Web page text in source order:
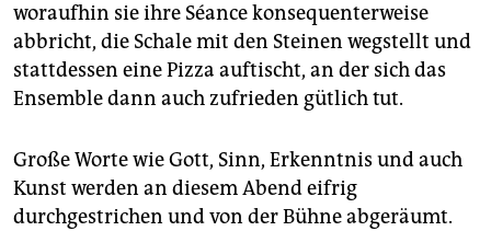
woraufhin sie ihre Séance konsequenterweise
abbricht, die Schale mit den Steinen wegstellt und
stattdessen eine Pizza auftischt, an der sich das
Ensemble dann auch zufrieden gütlich tut.
Große Worte wie Gott, Sinn, Erkenntnis und auch
Kunst werden an diesem Abend eifrig
durchgestrichen und von der Bühne abgeräumt.